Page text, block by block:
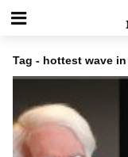
Tag - hottest wave